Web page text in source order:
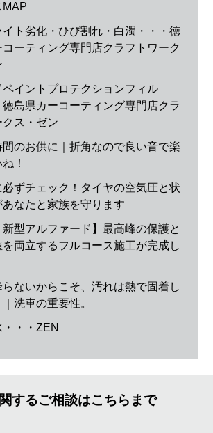
MAP
ト劣化・ひび割れ・白濁・・・徳
ーティング専門店クラフトワーク
ペイントプロテクションフィル
徳島県カーコーティング専門店クラ
クス・ゼン
のお供に｜折角なので良い音で楽
！
必ずチェック！タイヤの空気圧と状
なたと家族を守ります
新型アルファード】最高峰の保護と
両立するフルコース施工が完成し
らないからこそ、汚れは熱で固着し
洗車の重要性。
・・・ZEN
するご相談はこちらまで